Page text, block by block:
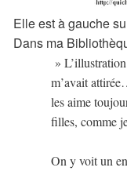
Elle est à gauche
Dans ma
»
m’avait
les aime
filles, comme
On y voit un